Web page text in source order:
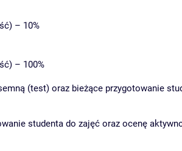
– 10%
– 100%
(test) oraz bieżące przygotowanie
studenta do zajęć oraz ocenę